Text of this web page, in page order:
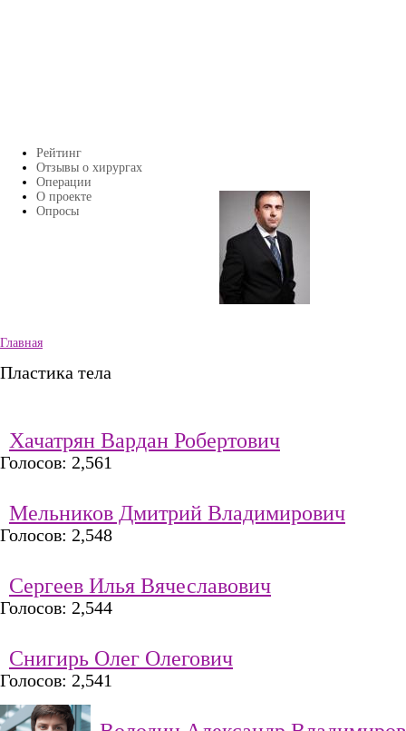
Главное меню
Рейтинг
Отзывы о хирургах
Операции
О проекте
Опросы
Страницы
Главная
Пластика тела
Хачатрян Вардан Робертович
Голосов: 2,561
Мельников Дмитрий Владимирович
Голосов: 2,548
Сергеев Илья Вячеславович
Голосов: 2,544
Снигирь Олег Олегович
Голосов: 2,541